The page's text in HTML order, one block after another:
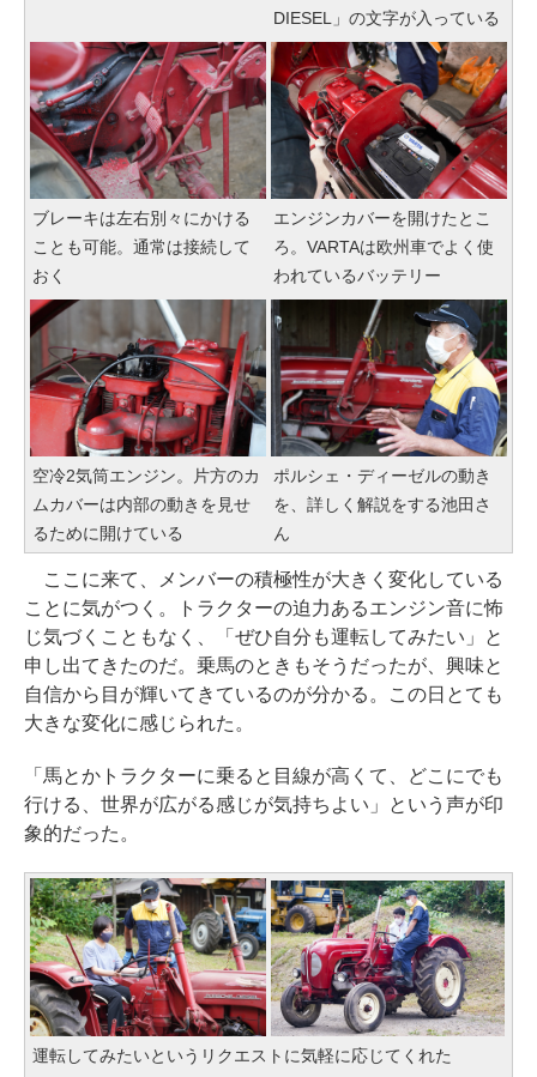
DIESEL」の文字が入っている
ブレーキは左右別々にかける
ことも可能。通常は接続して
おく
エンジンカバーを開けたとこ
ろ。VARTAは欧州車でよく使
われているバッテリー
空冷2気筒エンジン。片方のカ
ムカバーは内部の動きを見せ
るために開けている
ポルシェ・ディーゼルの動き
を、詳しく解説をする池田さ
ん
ここに来て、メンバーの積極性が大きく変化している
ことに気がつく。トラクターの迫力あるエンジン音に怖
じ気づくこともなく、「ぜひ自分も運転してみたい」と
申し出てきたのだ。乗馬のときもそうだったが、興味と
自信から目が輝いてきているのが分かる。この日とても
大きな変化に感じられた。
「馬とかトラクターに乗ると目線が高くて、どこにでも
行ける、世界が広がる感じが気持ちよい」という声が印
象的だった。
運転してみたいというリクエストに気軽に応じてくれた